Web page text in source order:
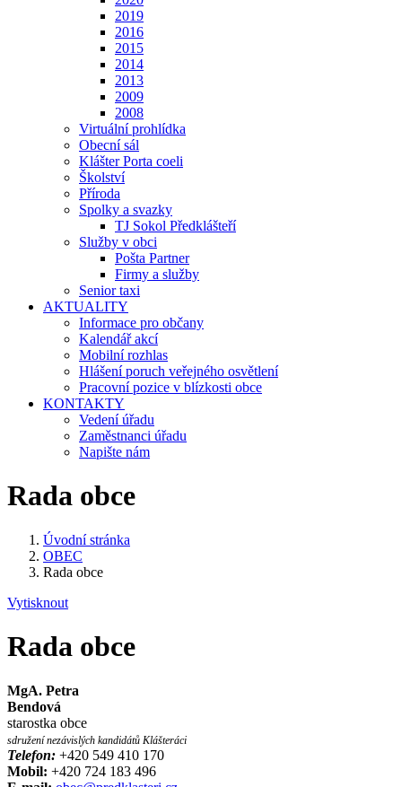
2019
2016
2015
2014
2013
2009
2008
Virtuální prohlídka
Obecní sál
Klášter Porta coeli
Školství
Příroda
Spolky a svazky
TJ Sokol Předklášteří
Služby v obci
Pošta Partner
Firmy a služby
Senior taxi
AKTUALITY
Informace pro občany
Kalendář akcí
Mobilní rozhlas
Hlášení poruch veřejného osvětlení
Pracovní pozice v blízkosti obce
KONTAKTY
Vedení úřadu
Zaměstnanci úřadu
Napište nám
Rada obce
Úvodní stránka
OBEC
Rada obce
Vytisknout
Rada obce
MgA. Petra
Bendová
starostka obce
sdružení nezávislých kandidátů Klášteráci
Telefon: +420 549 410 170
Mobil: +420 724 183 496